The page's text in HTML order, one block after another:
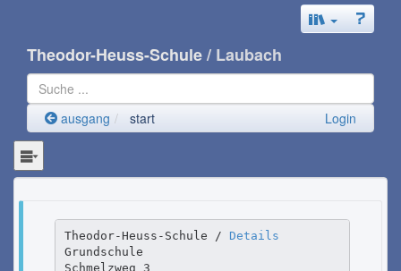
Theodor-Heuss-Schule/ Laubach
ausgang start Login
Theodor-Heuss-Schule / Details
Grundschule